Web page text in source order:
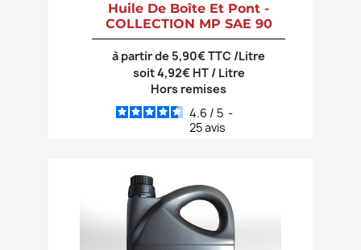
Huile De Boîte Et Pont -
COLLECTION MP SAE 90
à partir de 5,90€ TTC /Litre
soit 4,92€ HT / Litre
Hors remises
4.6 / 5 -
25avis